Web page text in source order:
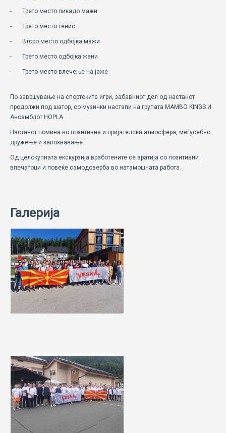
- Трето место пикадо мажи
- Трето место тенис
- Второ место одбојка мажи
- Трето место одбојка жени
- Трето место влечење на јаже
По завршување на спортските игри, забавниот дел од настанот
продолжи под шатор, со музички настапи на групата MAMBO KINGS И
Ансамблот HOPLA.
Настанот помина во позитивна и пријателска атмосфера, меѓусебно
дружење и запознавање.
Од целокупната екскурзија вработените се вратија со позитивни
впечатоци и повеќе самодоверба во натамошната работа.
Галерија